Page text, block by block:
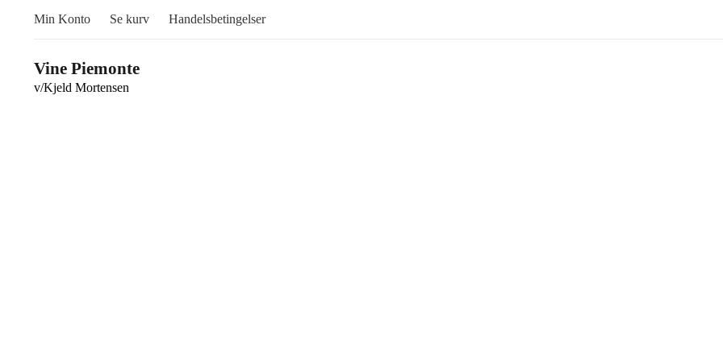
Min Konto Se kurv Handelsbetingelser
Vine Piemonte
v/Kjeld Mortensen